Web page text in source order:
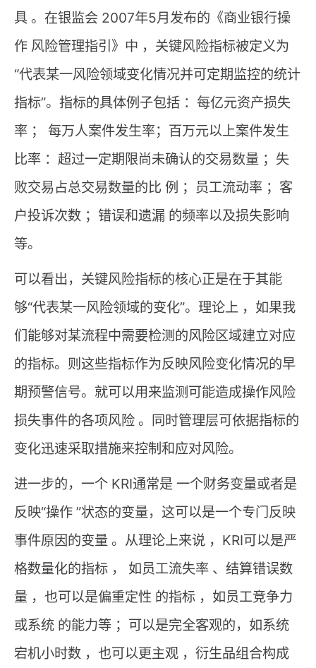
具 。在银监会 2007年5月发布的《商业银行操
作 风险管理指引》中 ，关键风险指标被定义为
“代表某一风险领域变化情况并可定期监控的统计
指标”。指标的具体例子包括 ：每亿元资产损失
率 ； 每万人案件发生率；百万元以上案件发生
比率 ：超过一定期限尚未确认的交易数量 ；失
败交易占总交易数量的比 例 ；员工流动率 ；客
户投诉次数 ；错误和遗漏 的频率以及损失影响
等。
可以看出，关键风险指标的核心正是在于其能
够“代表某一风险领域的变化”。理论上 ，如果我
们能够对某流程中需要检测的风险区域建立对应
的指标。则这些指标作为反映风险变化情况的早
期预警信号。就可以用来监测可能造成操作风险
损失事件的各项风险 。同时管理层可依据指标的
变化迅速采取措施来控制和应对风险。
进一步的，一个 KRI通常是 一个财务变量或者是
反映“操作 ”状态的变量，这可以是一个专门反映
事件原因的变量 。从理论上来说 ，KRI可以是严
格数量化的指标 ， 如员工流失率 、结算错误数
量 ，也可以是偏重定性 的指标 ，如员工竞争力
或系统 的能力等 ；可以是完全客观的，如系统
宕机小时数 ，也可以更主观 ，衍生品组合构成